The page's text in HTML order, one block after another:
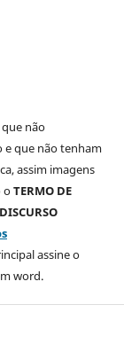
não
e que não tenham
assim imagens
oTERMO DE
assine o
word.